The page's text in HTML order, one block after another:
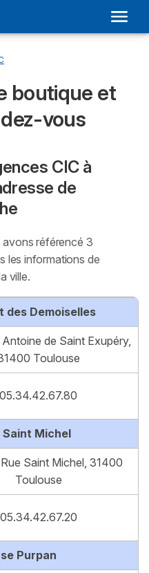
Votre Ville et Avis
- CIC
boutique et
vous
CIC à
de
avons référencé 3
les informations de
ville.
des Demoiselles
de Saint Exupéry,
Toulouse
05.34.42.67.80
Saint Michel
Saint Michel, 31400
Toulouse
05.34.42.67.20
Purpan